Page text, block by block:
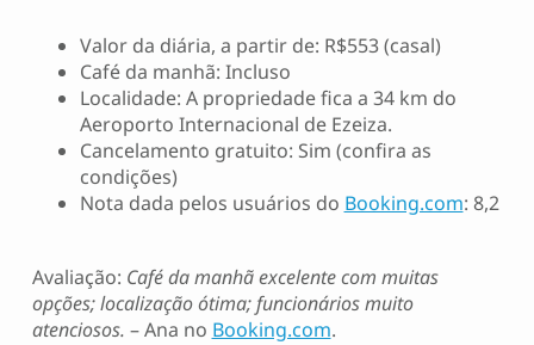
Valor da diária, a partir de: R$553 (casal)
Café da manhã: Incluso
Localidade: A propriedade fica a 34 km do
Aeroporto Internacional de Ezeiza.
Cancelamento gratuito: Sim (confira as
condições)
Nota dada pelos usuários do Booking.com: 8,2
Avaliação: Café da manhã excelente com muitas
opções; localização ótima; funcionários muito
atenciosos. – Ana no Booking.com.